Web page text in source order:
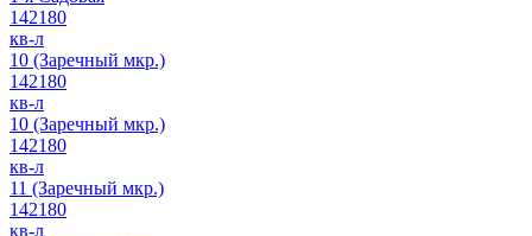
142180
кв-л
10 (Заречный мкр.)
142180
кв-л
10 (Заречный мкр.)
142180
кв-л
11 (Заречный мкр.)
142180
кв-л